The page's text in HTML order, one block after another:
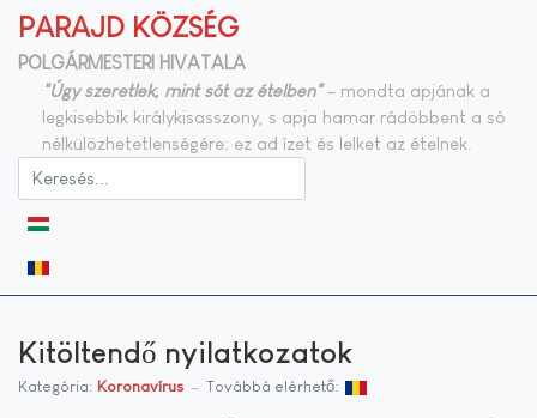
PARAJD KÖZSÉG
POLGÁRMESTERI HIVATALA
"Úgy szeretlek, mint sót az ételben"– mondta apjának a
legkisebbik királykisasszony, s apja hamar rádöbbent a só
nélkülözhetetlenségére: ez ad ízet és lelket az ételnek.
Kitöltendő nyilatkozatok
Kategória: Koronavírus Továbbá elérhető: